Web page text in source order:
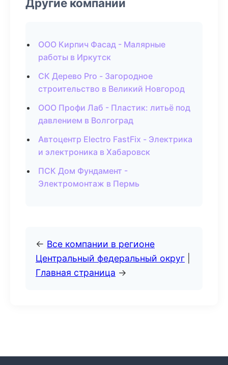
Другие компании
ООО Кирпич Фасад - Малярные
работы в Иркутск
СК Дерево Pro - Загородное
строительство в Великий Новгород
ООО Профи Лаб - Пластик: литьё под
давлением в Волгоград
Автоцентр Electro FastFix - Электрика
и электроника в Хабаровск
ПСК Дом Фундамент -
Электромонтаж в Пермь
← Все компании в регионе
Центральный федеральный округ
Главная страница →